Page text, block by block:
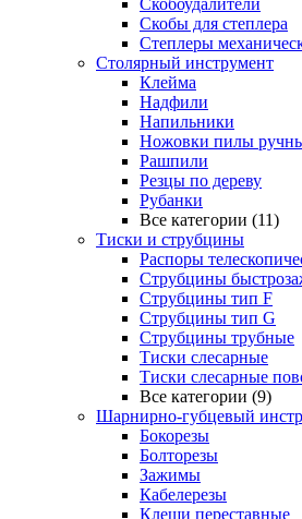
Скобоудалители
Скобы для степлера
Степлеры
Столярный инструмент
Клейма
Надфили
Напильники
Ножовки пилы
Рашпили
Резцы по дереву
Рубанки
Все категории (11)
Тиски и струбцины
Распоры
Струбцины
Струбцины тип F
Струбцины тип G
Струбцины трубные
Тиски слесарные
Тиски слесарные
Все категории (9)
Шарнирно-губцевый
Бокорезы
Болторезы
Зажимы
Кабелерезы
Клещи переставные